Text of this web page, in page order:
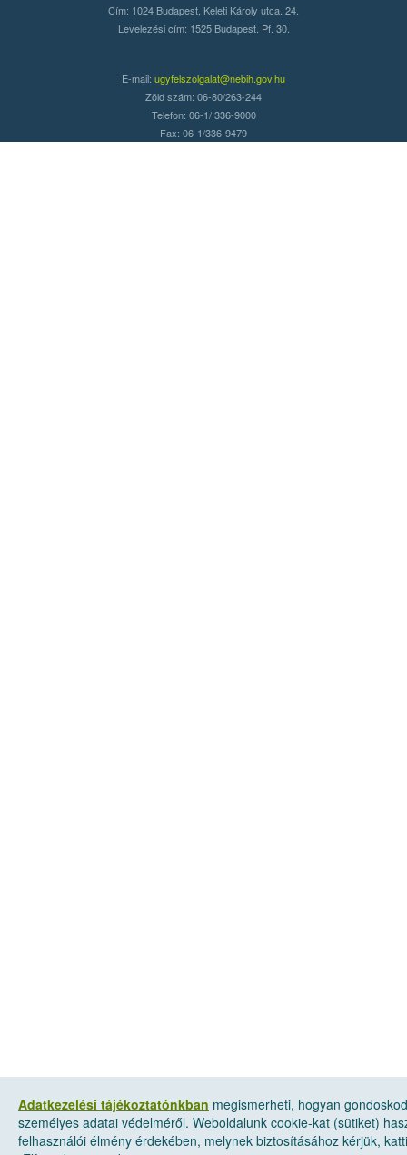
Adatkezelési tájékoztatónkban megismerheti, hogyan
személyes adatai védelméről. Weboldalunk cookie-kat (sütiket)
felhasználói élmény érdekében, melynek biztosításához kérjük,
Cím: 1024 Budapest, Keleti Károly utca. 24.
Levelezési cím: 1525 Budapest. Pf. 30.
E-mail: ugyfelszolgalat@nebih.gov.hu
Zöld szám: 06-80/263-244
Telefon: 06-1/ 336-9000
Fax: 06-1/336-9479